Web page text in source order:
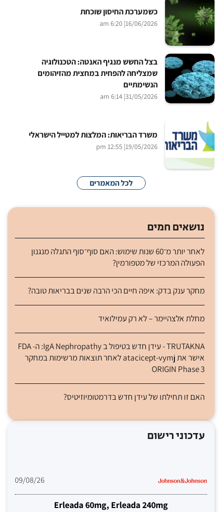
כשמערכת החיסון שוכחת
16/06/2026
| 6:20 am
בצל החשש מנגיף האנטה: הטכנולוגיה
שמצליחה להפחית במחצית מהזיהומים
הנשימתיים
31/05/2026
| 6:14 am
משרד הבריאות: המלצות למטייל הישראלי
19/05/2026
| 12:55 pm
לכל המאמרים
נושאים חמים
לאחר יותר מ־60 שנות שימוש: האם סוף־סוף התגלה מנגנון
הפעולה המרכזי של מטפורמין?
מחקר ענק בדק: איפה חיים הכי הרבה שנים בבריאות טובה?
מחלת אלצהיימר – לא רק עמילואיד
TRUTAKNA - עידן חדש בטיפול ב IgA Nephropathy: ה- FDA
אישר את atacicept-vymj לאחר תוצאות מרשימות במחקר
ORIGIN Phase 3
האם זו תחילתו של עידן חדש בדרמטומיוזיטיס?
עדכוני רישום
09/08/26
Erleada 60mg, Erleada 240mg